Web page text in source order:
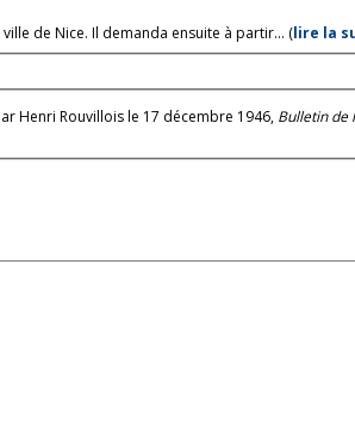
de Nice. Il demanda ensuite à partir... (lire la
par Henri Rouvillois le 17 décembre 1946, Bulletin de